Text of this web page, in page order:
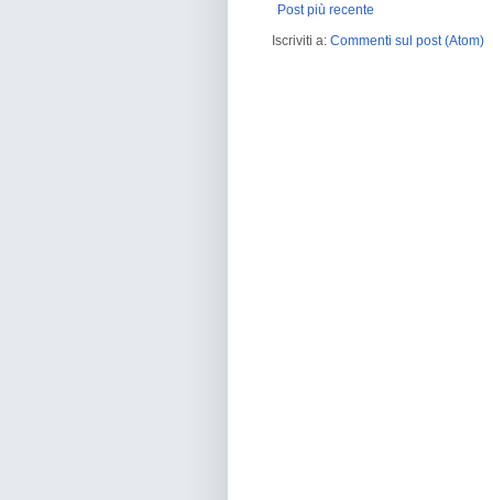
Post più recente
Iscriviti a: Commenti sul post (Atom)